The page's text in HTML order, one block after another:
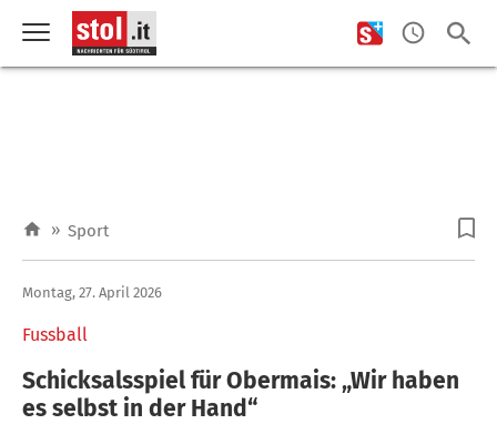
» Sport
Fussball
Montag, 27. April 2026
Schicksalsspiel für Obermais: „Wir haben
es selbst in der Hand“